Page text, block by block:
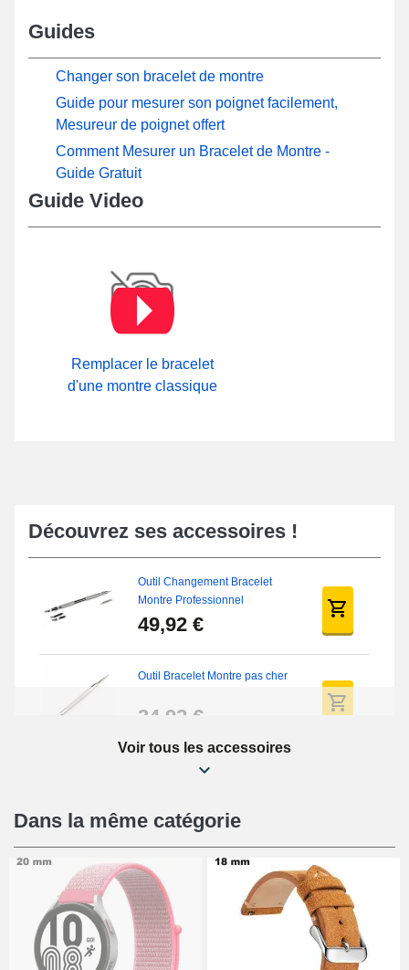
Guides
Changer son bracelet de montre
Guide pour mesurer son poignet facilement,
Mesureur de poignet offert
Comment Mesurer un Bracelet de Montre -
Guide Gratuit
Guide Video
Remplacer le bracelet
d'une montre classique
Découvrez ses accessoires !
Outil Changement Bracelet
Montre Professionnel
49,92 €
Outil Bracelet Montre pas cher
34,92 €
Kit Réparation Montre Débutant
16,90 €
Pied à Coulisse Numérique
9,90 €
Pince à Poinçonner (pince trou)
Voir tous les accessoires
Dans la même catégorie